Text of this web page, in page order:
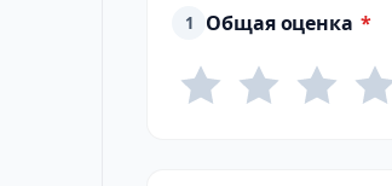
1 Общая оценка *